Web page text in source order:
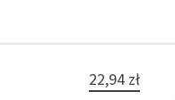
22,94 zł